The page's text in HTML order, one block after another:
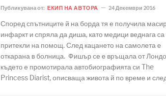
Публикувана от: ЕКИП НА АВТОРА 24 Декември 2016
Според спътниците й на борда тя е получила
инфаркт и спряла да диша, като медици веднага са
притекли на помощ. След кацането на самолета е
откарана в болница. Фишър се е връщала от
където е промотирала автобиографията си The
Princess Diarist, описваща живота й по време и